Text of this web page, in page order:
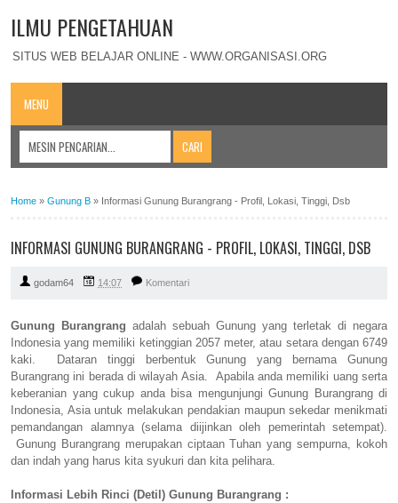
ILMU PENGETAHUAN
SITUS WEB BELAJAR ONLINE - WWW.ORGANISASI.ORG
MENU
Home » Gunung B » Informasi Gunung Burangrang - Profil, Lokasi, Tinggi, Dsb
INFORMASI GUNUNG BURANGRANG - PROFIL, LOKASI, TINGGI, DSB
godam64 14:07 Komentari
Gunung Burangrang adalah sebuah Gunung yang terletak di negara
Indonesia yang memiliki ketinggian 2057 meter, atau setara dengan 6749
kaki. Dataran tinggi berbentuk Gunung yang bernama Gunung
Burangrang ini berada di wilayah Asia. Apabila anda memiliki uang serta
keberanian yang cukup anda bisa mengunjungi Gunung Burangrang di
Indonesia, Asia untuk melakukan pendakian maupun sekedar menikmati
pemandangan alamnya (selama diijinkan oleh pemerintah setempat).
Gunung Burangrang merupakan ciptaan Tuhan yang sempurna, kokoh
dan indah yang harus kita syukuri dan kita pelihara.
Informasi Lebih Rinci (Detil) Gunung Burangrang :